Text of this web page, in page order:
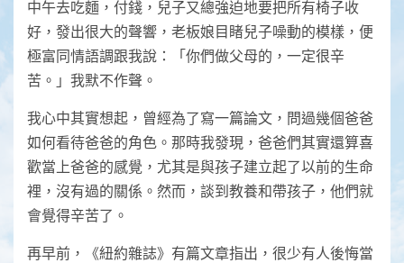
中午去吃麵，付錢，兒子又總強迫地要把所有椅子收
好，發出很大的聲響，老板娘目睹兒子噪動的模樣，便
極富同情語調跟我說：「你們做父母的，一定很辛
苦。」我默不作聲。
我心中其實想起，曾經為了寫一篇論文，問過幾個爸爸
如何看待爸爸的角色。那時我發現，爸爸們其實還算喜
歡當上爸爸的感覺，尤其是與孩子建立起了以前的生命
裡，沒有過的關係。然而，談到教養和帶孩子，他們就
會覺得辛苦了。
再早前，《紐約雜誌》有篇文章指出，很少有人後悔當